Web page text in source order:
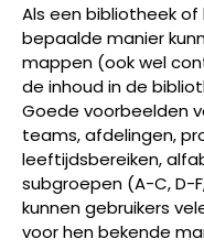
Als een bibliotheek
bepaalde manier
mappen (ook wel
de inhoud in de
Goede voorbeelden
teams, afdelingen,
leeftijdsbereiken,
subgroepen (A-C, D-
kunnen gebruikers
voor hen bekende